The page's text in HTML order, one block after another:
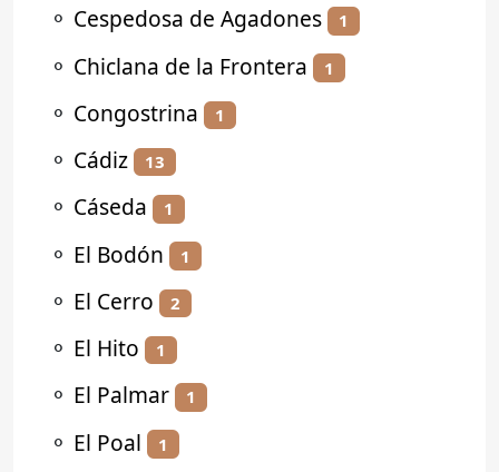
⚬ Cespedosa de Agadones 1
⚬ Chiclana de la Frontera 1
⚬ Congostrina 1
⚬ Cádiz 13
⚬ Cáseda 1
⚬ El Bodón 1
⚬ El Cerro 2
⚬ El Hito 1
⚬ El Palmar 1
⚬ El Poal 1